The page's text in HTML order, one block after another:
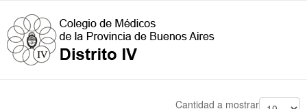
Cantidad a mostrar